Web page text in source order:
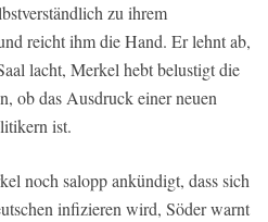
zu ihrem
reicht ihm die Hand. Er lehnt ab,
lacht, Merkel hebt belustigt die
ob das Ausdruck einer neuen
ist.
noch salopp ankündigt, dass sich
infizieren wird, Söder warnt